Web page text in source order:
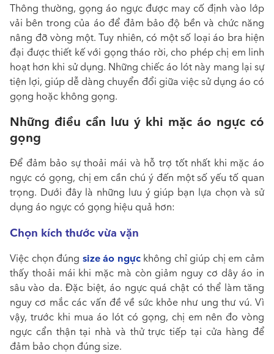
Thông thường, gọng áo ngực được may cố định vào lớp
vải bên trong của áo để đảm bảo độ bền và chức năng
nâng đỡ vòng một. Tuy nhiên, có một số loại áo bra hiện
đại được thiết kế với gọng tháo rời, cho phép chị em linh
hoạt hơn khi sử dụng. Những chiếc áo lót này mang lại sự
tiện lợi, giúp dễ dàng chuyển đổi giữa việc sử dụng áo có
gọng hoặc không gọng.
Những điều cần lưu ý khi mặc áo ngực có
gọng
Để đảm bảo sự thoải mái và hỗ trợ tốt nhất khi mặc áo
ngực có gọng, chị em cần chú ý đến một số yếu tố quan
trọng. Dưới đây là những lưu ý giúp bạn lựa chọn và sử
dụng áo ngực có gọng hiệu quả hơn:
Chọn kích thước vừa vặn
Việc chọn đúng size áo ngựckhông chỉ giúp chị em cảm
thấy thoải mái khi mặc mà còn giảm nguy cơ dây áo in
sâu vào da. Đặc biệt, áo ngực quá chật có thể làm tăng
nguy cơ mắc các vấn đề về sức khỏe như ung thư vú. Vì
vậy, trước khi mua áo lót có gọng, chị em nên đo vòng
ngực cẩn thận tại nhà và thử trực tiếp tại cửa hàng để
đảm bảo chọn đúng size.